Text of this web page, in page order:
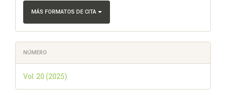
MÁS FORMATOS DE CITA
NÚMERO
Vol. 20 (2025)